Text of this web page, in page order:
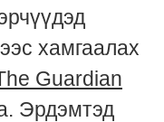
хамгаалах
Guardian
Эрдэмтэд